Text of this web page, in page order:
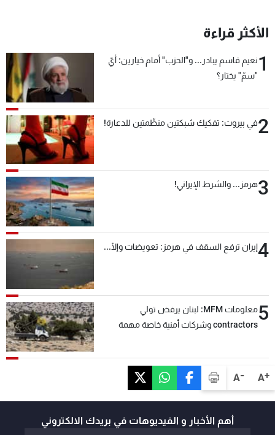
A+
A-
الأكثر قراءة
1نعيم قاسم يبادر... و"الحزب" أمام خيارين: أيّ
"سمّ" يختار؟
2في بيروت: تفكيك شبكتين منظّمتين للدعارة!
3هرمز... والشرط الإيراني!
4إيران ترفع السقف في هرمز: تعويضات وإلّا...
5
معلومات MFM: لبنان يرفض تولي
contractors وشركات أمنية خاصة مهمة
أهم الأخبار و الفيديوهات في بريدك الالكتروني